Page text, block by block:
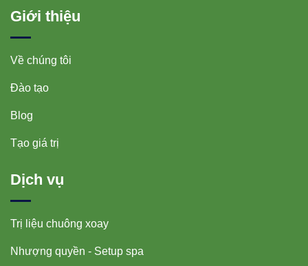
Giới thiệu
Về chúng tôi
Đào tạo
Blog
Tạo giá trị
Dịch vụ
Trị liệu chuông xoay
Nhượng quyền - Setup spa